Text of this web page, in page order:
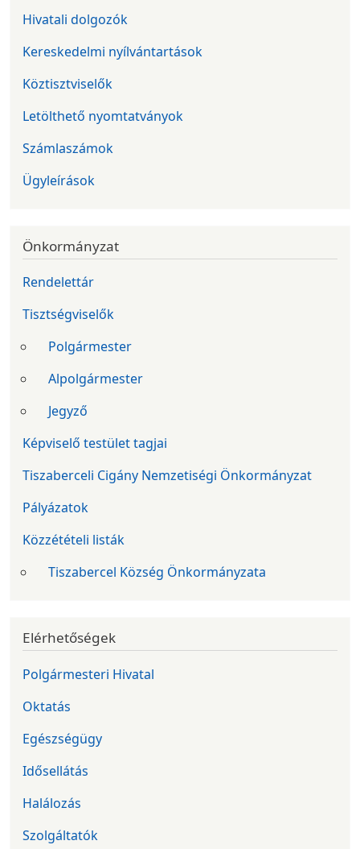
Hivatali dolgozók
Kereskedelmi nyílvántartások
Köztisztviselők
Letölthető nyomtatványok
Számlaszámok
Ügyleírások
Önkormányzat
Rendelettár
Tisztségviselők
Polgármester
Alpolgármester
Jegyző
Képviselő testület tagjai
Tiszaberceli Cigány Nemzetiségi Önkormányzat
Pályázatok
Közzétételi listák
Tiszabercel Község Önkormányzata
Elérhetőségek
Polgármesteri Hivatal
Oktatás
Egészségügy
Idősellátás
Halálozás
Szolgáltatók